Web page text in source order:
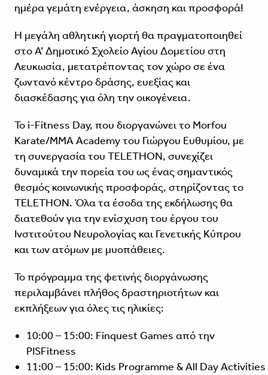
ημέρα γεμάτη ενέργεια, άσκηση και προσφορά!
Η μεγάλη αθλητική γιορτή θα πραγματοποιηθεί
στο Α’ Δημοτικό Σχολείο Αγίου Δομετίου στη
Λευκωσία, μετατρέποντας τον χώρο σε ένα
ζωντανό κέντρο δράσης, ευεξίας και
διασκέδασης για όλη την οικογένεια.
Το i-Fitness Day, που διοργανώνει το Morfou
Karate/MMA Academy του Γιώργου Ευθυμίου, με
τη συνεργασία του TELETHON, συνεχίζει
δυναμικά την πορεία του ως ένας σημαντικός
θεσμός κοινωνικής προσφοράς, στηρίζοντας το
TELETHON. Όλα τα έσοδα της εκδήλωσης θα
διατεθούν για την ενίσχυση του έργου του
Ινστιτούτου Νευρολογίας και Γενετικής Κύπρου
και των ατόμων με μυοπάθειες.
Το πρόγραμμα της φετινής διοργάνωσης
περιλαμβάνει πλήθος δραστηριοτήτων και
εκπλήξεων για όλες τις ηλικίες:
10:00 – 15:00: Finquest Games από την
PISFitness
11:00 – 15:00: Kids Programme & All Day Activities